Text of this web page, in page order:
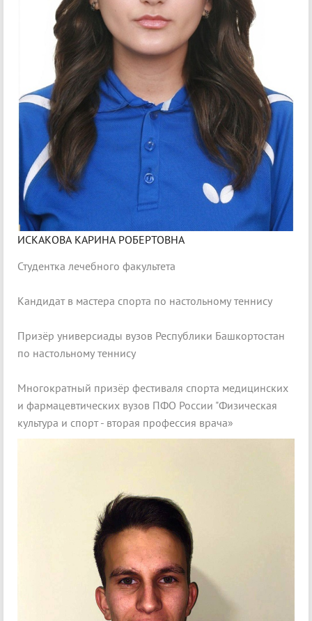
ИСКАКОВА КАРИНА РОБЕРТОВНА
Студентка лечебного факультета
Кандидат в мастера спорта по настольному теннису
Призёр универсиады вузов Республики Башкортостан
по настольному теннису
Многократный призёр фестиваля спорта медицинских
и фармацевтических вузов ПФО России "Физическая
культура и спорт - вторая профессия врача»